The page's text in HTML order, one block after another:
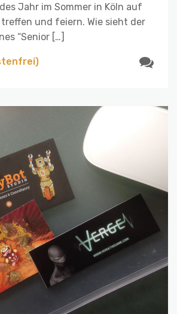
Jahr im Sommer in Köln auf
und feiern. Wie sieht der
“Senior […]